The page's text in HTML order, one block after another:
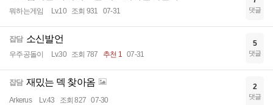
뭐하는게임 Lv.10 조회 931 07-31 댓글
잡담 소신발언
우주공돌이 Lv.30 조회 787 추천 1 07-31
5
댓글
잡담 재밌는 덱 찾아옴
Arkerus Lv.43 조회 827 07-30
2
댓글